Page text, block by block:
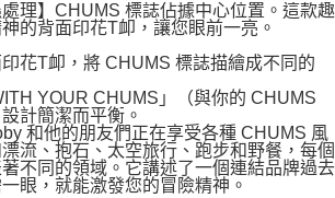
處理】CHUMS 標誌佔據中心位置。這款趣
的背面印花T卹，讓您眼前一亮。
花T卹，將 CHUMS 標誌描繪成不同的
YOUR CHUMS」（與你的 CHUMS
計簡潔而平衡。
和他的朋友們正在享受各種 CHUMS 風
流、抱石、太空旅行、跑步和野餐，每個
不同的領域。它講述了一個連結品牌過去
眼，就能激發您的冒險精神。